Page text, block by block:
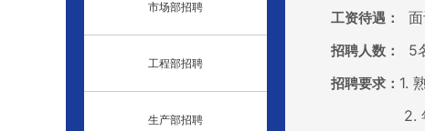
市场部招聘
工程部招聘
生产部招聘
工资待遇：
招聘人数： 5
招聘要求： 1.
2. 年龄：